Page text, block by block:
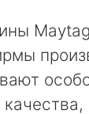
Maytag